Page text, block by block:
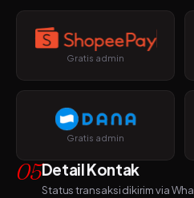
Gratis admin
Gratis admin
05Detail Kontak
Status transaksi dikirim via